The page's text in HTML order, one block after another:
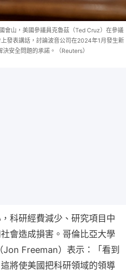
會山，美國參議員克魯茲（Ted Cruz）在參議
發表講話，討論波音公司在2024年1月發生新
安全問題的承諾。（Reuters）
科研經費減少、研究項目中
會造成損害。哥倫比亞大學
Jon Freeman）表示：「看到
將使美國把科研領域的領導